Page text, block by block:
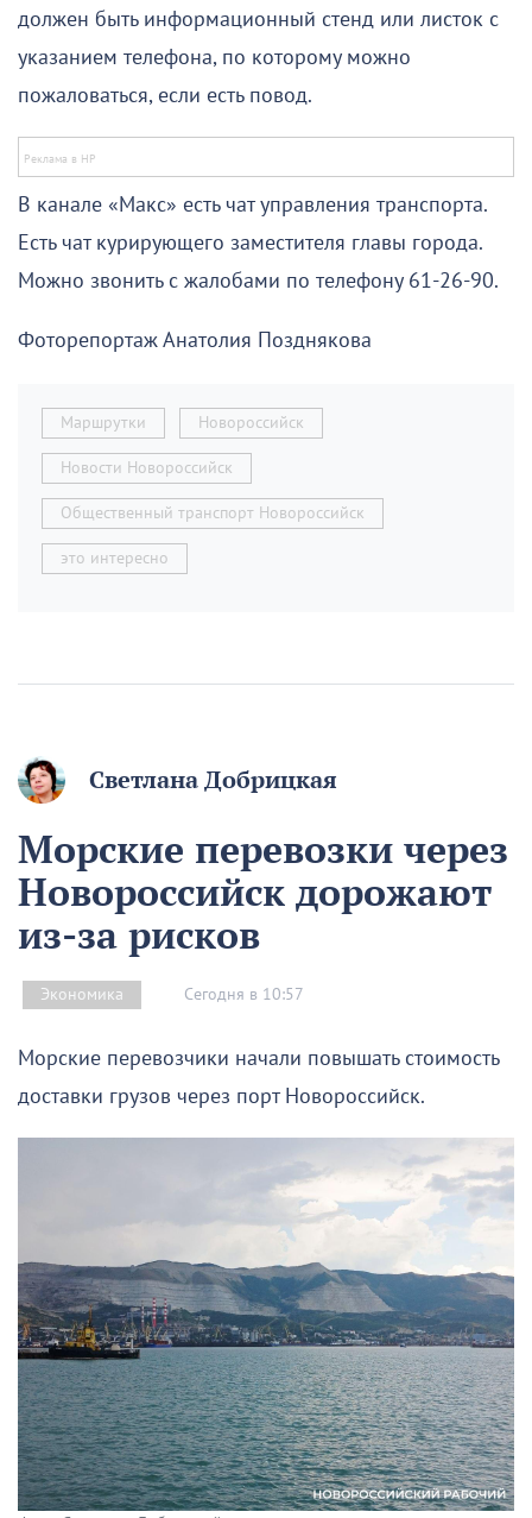
должен быть информационный стенд или листок с
указанием телефона, по которому можно
пожаловаться, если есть повод.
В канале «Макс» есть чат управления транспорта.
Есть чат курирующего заместителя главы города.
Можно звонить с жалобами по телефону 61-26-90.
Фоторепортаж Анатолия Позднякова
Маршрутки Новороссийск
Новости Новороссийск
Общественный транспорт Новороссийск
это интересно
Светлана Добрицкая
Морские перевозки через
Новороссийск дорожают
из-за рисков
Экономика Сегодня в 10:57
Морские перевозчики начали повышать стоимость
доставки грузов через порт Новороссийск.